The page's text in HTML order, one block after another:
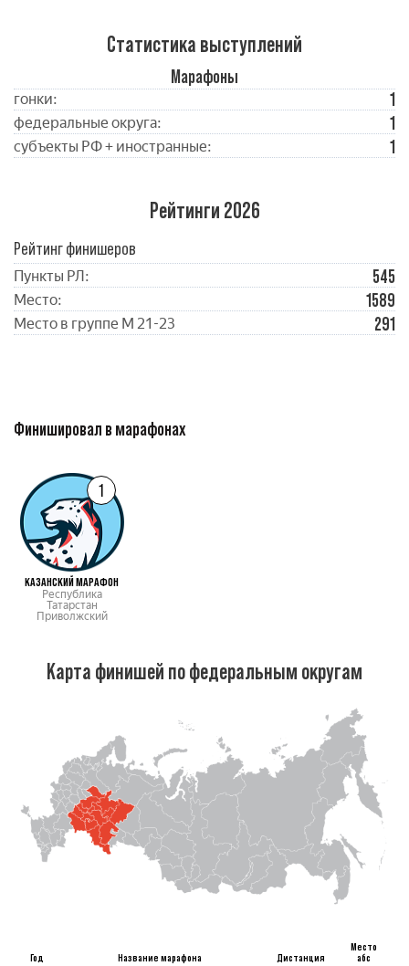
Статистика выступлений
Марафоны
гонки: 1
федеральные округа: 1
субъекты РФ + иностранные: 1
Рейтинги 2026
Рейтинг финишеров
Пункты РЛ: 545
Место: 1589
Место в группе М 21-23 291
Финишировал в марафонах
1
КАЗАНСКИЙ МАРАФОН
Республика
Татарстан
Приволжский
Карта финишей по федеральным округам
Год Название марафона Дистанция
Место
абс